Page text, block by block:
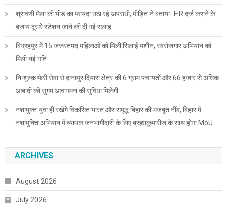
श्रावणी मेला की भीड़ का फायदा उठा रहे अपराधी, पीड़ित ने बताया- FIR दर्ज कराने के
बजाय दूसरे स्टेशन जाने की दी गई सलाह
बिग्रहपुर में 15 जरूरतमंद महिलाओं को मिली सिलाई मशीन, स्वरोजगार अभियान को
मिली नई गति
निःशुल्क फेरी सेवा से दानापुर दियारा क्षेत्र की 6 ग्राम पंचायतों और 66 हजार से अधिक
आबादी को सुगम आवागमन की सुविधा मिलेगी
नशामुक्त युवा ही रखेंगे विकसित भारत और समृद्ध बिहार की मजबूत नींव, बिहार में
नशामुक्ति अभियान में व्यापक जनभागीदारी के लिए ब्रह्माकुमारीज के साथ होगा MoU
ARCHIVES
August 2026
July 2026